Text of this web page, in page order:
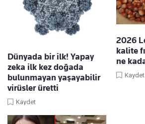
Dünyada bir ilk! Yapay
zeka ilk kez doğada
bulunmayan yaşayabilir
virüsler üretti
Kaydet
2026
kalite
ne
Kaydet